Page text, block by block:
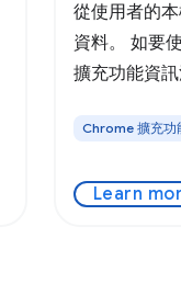
從使用者的
資料。 如要
擴充功能資
API 最簡單
程式碼應提供
Chrome 擴充功
Learn